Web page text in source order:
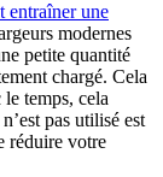
entraîner une
modernes
petite quantité
chargé. Cela
temps, cela
pas utilisé est
réduire votre